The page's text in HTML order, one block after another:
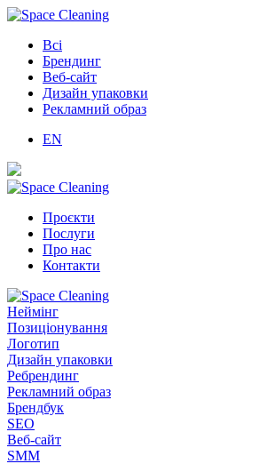
Всі
Брендинг
Веб-сайт
Дизайн упаковки
Рекламний образ
EN
Проєкти
Послуги
Про нас
Контакти
Неймінг
Позиціонування
Логотип
Дизайн упаковки
Ребрендинг
Рекламний образ
Брендбук
SEO
Веб-сайт
SMM